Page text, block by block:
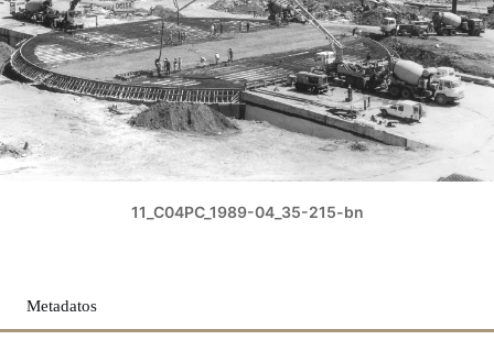
11_C04PC_1989-04_35-215-bn
Metadatos